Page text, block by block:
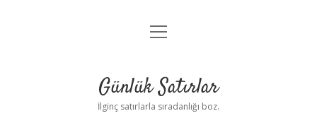
Anasayfa
Yasal Uyarı
menüyü
Günlük Satırlar
İlginç satırlarla sıradanlığı boz.